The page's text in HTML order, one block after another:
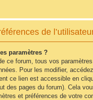
de
paramètres ?
ce forum, tous vos
Pour les modifier,
ce lien est accessible en
des pages du forum). Cela
et préférences de votre